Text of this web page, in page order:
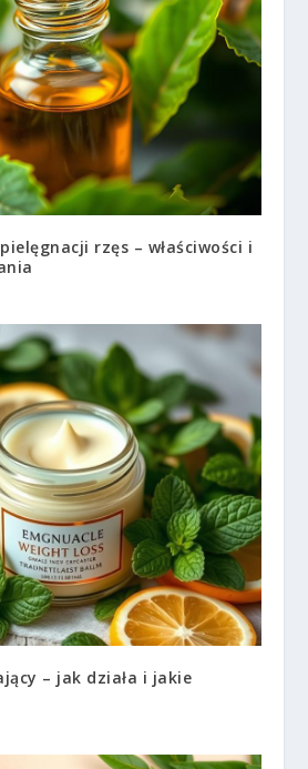
rzęs – właściwości i
– jak działa i jakie